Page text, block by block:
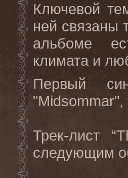
Ключевой
ней связаны
альбоме
климата и
Первый
"Midsommar",
Трек-лист
следующим